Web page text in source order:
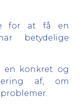
for at få en
betydelige
en konkret og
af, om